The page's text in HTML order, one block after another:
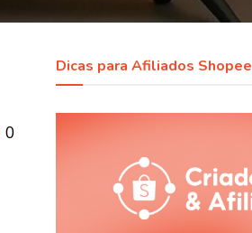
0
Dicas para Afiliados Shopee